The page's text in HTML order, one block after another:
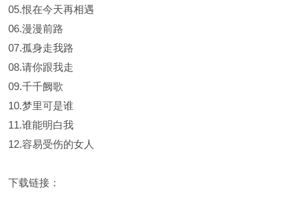
05.恨在今天再相遇
06.漫漫前路
07.孤身走我路
08.请你跟我走
09.千千阙歌
10.梦里可是谁
11.谁能明白我
12.容易受伤的女人
下载链接：